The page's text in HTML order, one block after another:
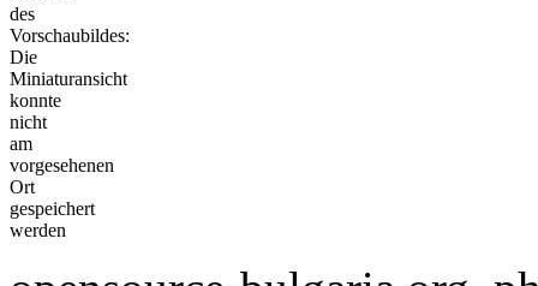
des
Vorschaubildes:
Die
Miniaturansicht
konnte
nicht
am
vorgesehenen
Ort
gespeichert
werden